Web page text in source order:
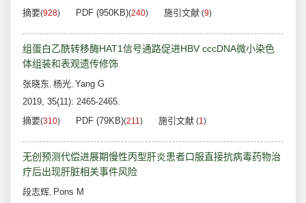
摘要(928) PDF (950KB)(240) 施引文献 (9)
组蛋白乙酰转移酶HAT1信号通路促进HBV cccDNA微小染色
体组装和表观遗传修饰
张晓东, 杨光, Yang G
2019, 35(11): 2465-2465.
摘要(310) PDF (79KB)(211) 施引文献 (1)
无创预测代偿进展期慢性丙型肝炎患者口服直接抗病毒药物治
疗后出现肝脏相关事件风险
段志辉, Pons M